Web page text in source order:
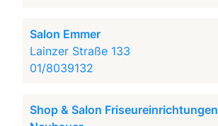
Salon Emmer
Lainzer Straße 133
01/8039132
Shop & Salon